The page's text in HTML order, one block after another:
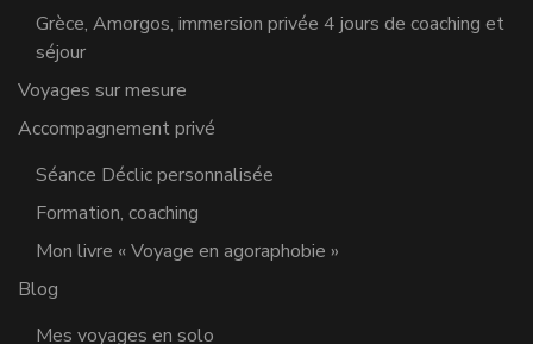
Grèce, Amorgos, immersion privée 4 jours de coaching et
séjour
Voyages sur mesure
Accompagnement privé
Séance Déclic personnalisée
Formation, coaching
Mon livre « Voyage en agoraphobie »
Blog
Mes voyages en solo